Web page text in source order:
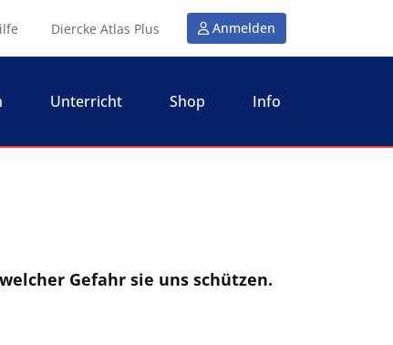
Diercke Atlas Plus Anmelden
Unterricht Shop Info
Gefahr sie uns schützen.